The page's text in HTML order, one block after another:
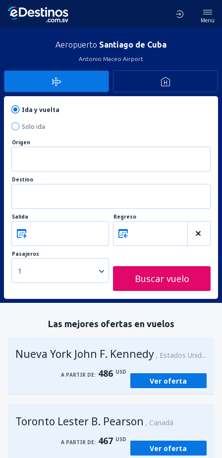
Menú
Aeropuerto Santiago de Cuba
Antonio Maceo Airport
Ida y vuelta
Solo ida
Origen
Destino
Salida Regreso
Pasajeros
1
Buscar vuelo
Las mejores ofertas en vuelos
Nueva York John F. Kennedy Estados Unidos
A PARTIR DE: 486 USD
Ver oferta
Toronto Lester B. Pearson Canadá
A PARTIR DE: 467 USD
Ver oferta